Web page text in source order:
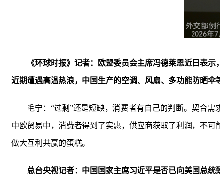
《环球时报》记者：欧盟委员会主席冯德莱恩近日表
近期遭遇高温热浪，中国生产的空调、风扇、多功能防晒
毛宁：“过剩”还是短缺，消费者有自己的判断。契合
中欧贸易中，消费者得到了实惠，供应商获取了利润，不
做大互利共赢的蛋糕。
总台央视记者：中国国家主席习近平是否已向美国总统